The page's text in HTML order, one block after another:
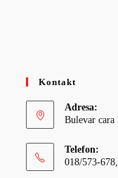
Kontakt
Adresa:
Bulevar
Telefon:
018/573-